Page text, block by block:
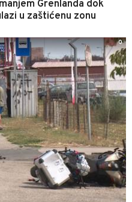
Grenlanda dok
u zaštićenu zonu
0